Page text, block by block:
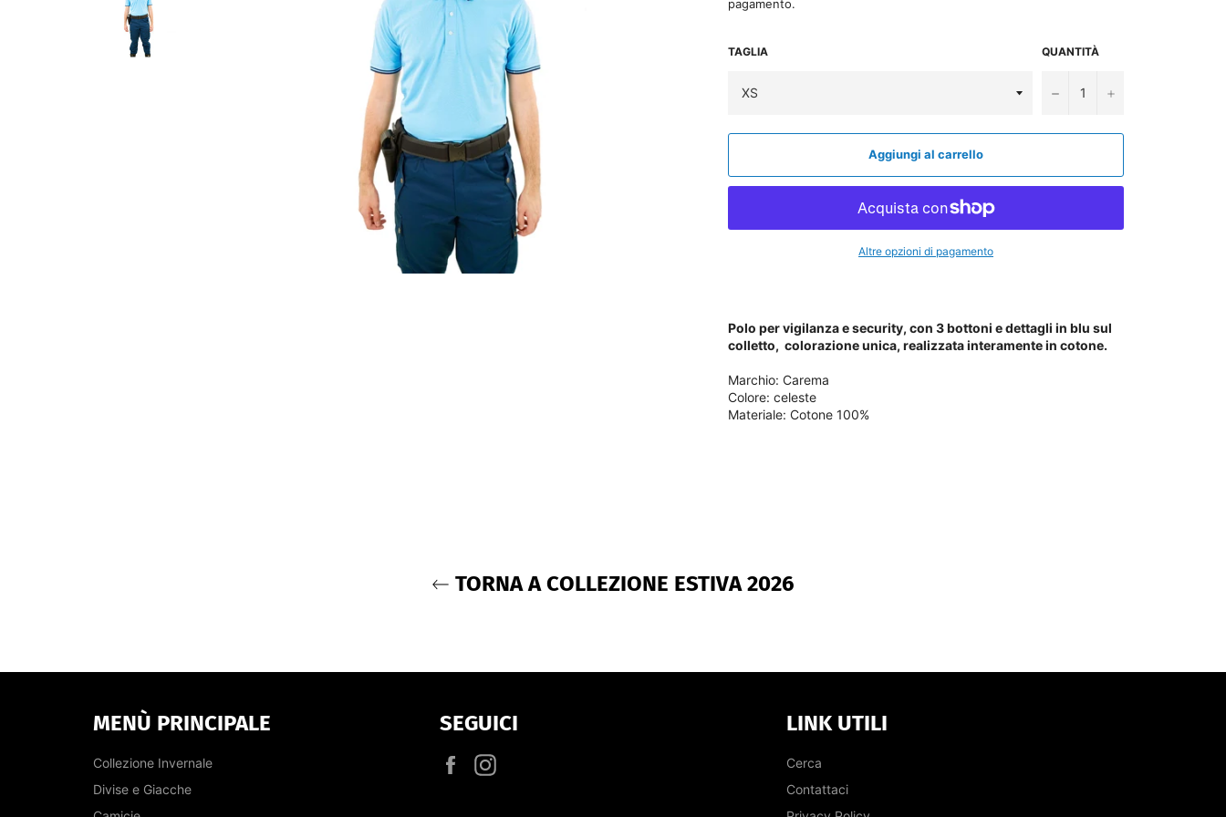
pagamento.
TAGLIA QUANTITÀ
− +
Aggiungi al carrello
Altre opzioni di pagamento
Polo per vigilanza e security, con 3 bottoni e dettagli in blu sul
colletto, colorazione unica, realizzata interamente in cotone.
Marchio: Carema
Colore: celeste
Materiale: Cotone 100%
TORNA A COLLEZIONE ESTIVA 2026
MENÙ PRINCIPALE
Collezione Invernale
Divise e Giacche
SEGUICI
Facebook
LINK UTILI
Cerca
Contattaci